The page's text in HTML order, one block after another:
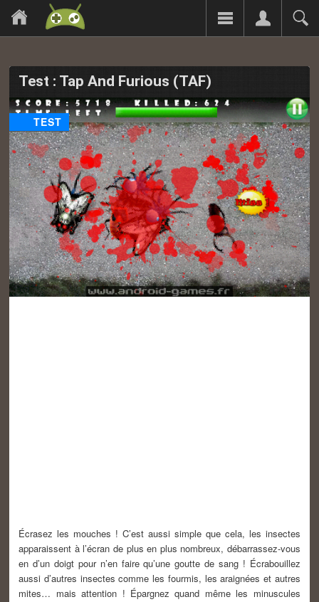
Test : Tap And Furious (TAF)
TEST
Écrasez les mouches ! C’est aussi simple que cela, les insectes
apparaissent à l’écran de plus en plus nombreux, débarrassez-vous
en d’un doigt pour n’en faire qu’une goutte de sang ! Écrabouillez
aussi d’autres insectes comme les fourmis, les araignées et autres
mites… mais attention ! Épargnez quand même les minuscules